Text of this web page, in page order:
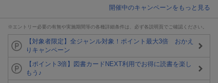
開催中のキャンペーンをもっと見る
※エントリー必要の有無や実施期間等の各種詳細条件は、必ず各説明頁でご確認ください。
【対象者限定】全ジャンル対象！ポイント最大3倍 おかえ
りキャンペーン
【ポイント3倍】図書カードNEXT利用でお得に読書を楽し
もう♪